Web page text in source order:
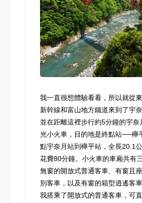
我一直很想體驗看看，所以就從
新幹線和富山地方鐵道來到了宇
並在距離這裡步行約5分鐘的宇奈
光小火車，目的地是終點站──櫸
點宇奈月站到櫸平站，全長20.1
花費80分鐘。小火車的車廂共有
無窗的開放式普通客車、有窗且
別客車，以及有窗的箱型逍遙客車
我搭乘了開放式的普通客車，可